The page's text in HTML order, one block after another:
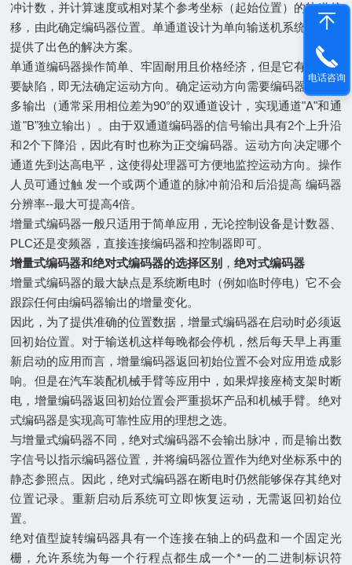
冲计数，并计算速度或相对某个参考坐标（起始位置）的轨道偏
移，由此确定编码器位置。单通道设计为单向输送机系统等应用
提供了出色的解决方案。
单通道编码器操作简单、牢固耐用且价格经济，但是它有一个重
要缺陷，即无法确定运动方向。确定运动方向需要编码器具有更
多输出（通常采用相位差为90°的双通道设计，实现通道"A"和通
道"B"独立输出）。由于双通道编码器的信号输出具有2个上升沿
和2个下降沿，因此有时也称为正交编码器。运动方向决定哪个
通道先到达高电平，这使得处理器可方便地监控运动方向。操作
人员可通过触 发一个或两个通道的脉冲前沿和后沿提高 编码器
分辨率--最大可提高4倍。
增量式编码器一般只适用于简单应用，无论控制设备是计数器、
PLC还是变频器，直接连接编码器和控制器即可。
增量式编码器和绝对式编码器的选择区别 ，绝对式编码器
增量式编码器的最大缺点是系统断电时（例如临时停电）它不会
跟踪任何由编码器输出的增量变化。
因此，为了提供准确的位置数据，增量式编码器在启动时必须返
回初始位置。对于输送机这样每晚都会停机，然后每天早上再重
新启动的应用而言，增量编码器返回初始位置不会对应用造成影
响。但是在汽车装配机械手臂等应用中，如果焊接座椅支架时断
电，增量编码器返回初始位置会严重损坏产品和机械手臂。绝对
式编码器是实现高可靠性应用的理想之选。
与增量式编码器不同，绝对式编码器不会输出脉冲，而是输出数
字信号以指示编码器位置，并将编码器位置作为绝对坐标系中的
静态参照点。因此，绝对式编码器在断电时仍然能够保存其绝对
位置记录。重新启动后系统可立即恢复运动，无需返回初始位
置。
绝对值型旋转编码器具有一个连接在轴上的码盘和一个固定光
栅，允许系统为每一个行程点都生成一个*一的二进制标识符
电话咨询